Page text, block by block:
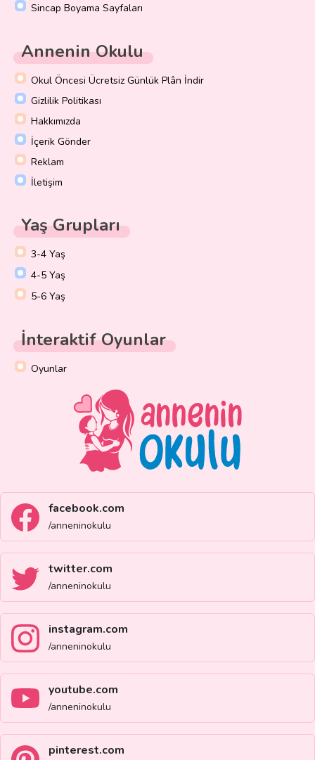
Sincap Boyama Sayfaları
Annenin Okulu
Okul Öncesi Ücretsiz Günlük Plân İndir
Gizlilik Politikası
Hakkımızda
İçerik Gönder
Reklam
İletişim
Yaş Grupları
3-4 Yaş
4-5 Yaş
5-6 Yaş
İnteraktif Oyunlar
Oyunlar
facebook.com
/anneninokulu
twitter.com
/anneninokulu
instagram.com
/anneninokulu
youtube.com
/anneninokulu
pinterest.com